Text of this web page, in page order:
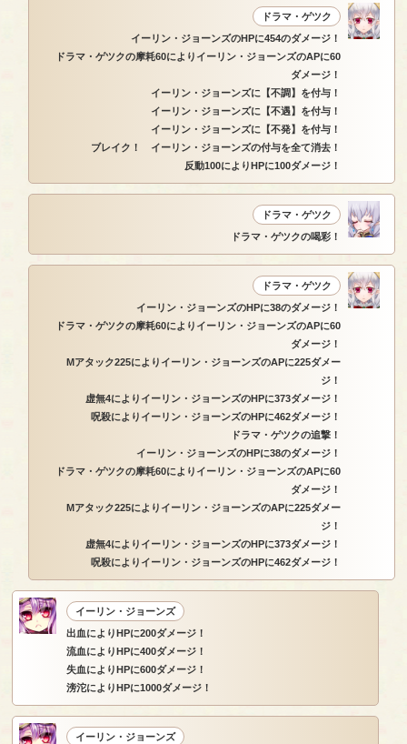
ドラマ・ゲツク
イーリン・ジョーンズのHPに454のダメージ！
ドラマ・ゲツクの摩耗60によりイーリン・ジョーンズのAPに60
ダメージ！
イーリン・ジョーンズに【不調】を付与！
イーリン・ジョーンズに【不遇】を付与！
イーリン・ジョーンズに【不発】を付与！
ブレイク！ イーリン・ジョーンズの付与を全て消去！
反動100によりHPに100ダメージ！
ドラマ・ゲツク
ドラマ・ゲツクの喝彩！
ドラマ・ゲツク
イーリン・ジョーンズのHPに38のダメージ！
ドラマ・ゲツクの摩耗60によりイーリン・ジョーンズのAPに60
ダメージ！
Mアタック225によりイーリン・ジョーンズのAPに225ダメー
ジ！
虚無4によりイーリン・ジョーンズのHPに373ダメージ！
呪殺によりイーリン・ジョーンズのHPに462ダメージ！
ドラマ・ゲツクの追撃！
イーリン・ジョーンズのHPに38のダメージ！
ドラマ・ゲツクの摩耗60によりイーリン・ジョーンズのAPに60
ダメージ！
Mアタック225によりイーリン・ジョーンズのAPに225ダメー
ジ！
虚無4によりイーリン・ジョーンズのHPに373ダメージ！
呪殺によりイーリン・ジョーンズのHPに462ダメージ！
イーリン・ジョーンズ
出血によりHPに200ダメージ！
流血によりHPに400ダメージ！
失血によりHPに600ダメージ！
滂沱によりHPに1000ダメージ！
イーリン・ジョーンズ